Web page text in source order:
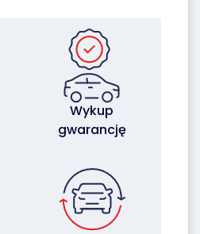
Wykup
gwarancję